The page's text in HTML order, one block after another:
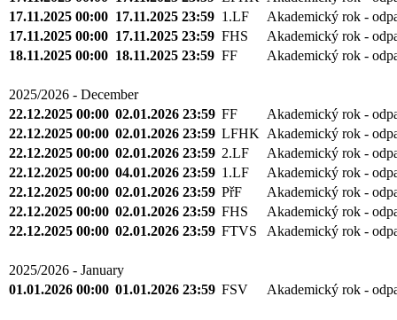
17.11.2025 00:00 17.11.2025 23:59 1.LF
Akademický rok -
17.11.2025 00:00 17.11.2025 23:59 FHS
Akademický rok -
18.11.2025 00:00 18.11.2025 23:59 FF Akademický rok -
2025/2026 - December
22.12.2025 00:00 02.01.2026 23:59 FF
Akademický rok -
22.12.2025 00:00 02.01.2026 23:59 LFHK Akademický rok -
22.12.2025 00:00 02.01.2026 23:59 2.LF
Akademický rok -
22.12.2025 00:00 04.01.2026 23:59 1.LF
Akademický rok -
22.12.2025 00:00 02.01.2026 23:59 PřF
Akademický rok -
22.12.2025 00:00 02.01.2026 23:59 FHS
Akademický rok -
22.12.2025 00:00 02.01.2026 23:59 FTVS Akademický rok -
2025/2026 - January
01.01.2026 00:00 01.01.2026 23:59 FSV Akademický rok -